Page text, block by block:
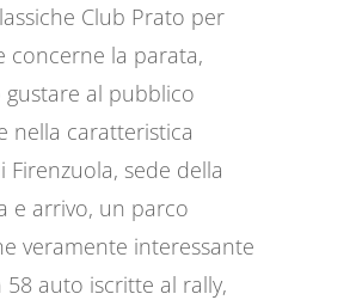
Club Prato per
concerne la parata,
al pubblico
nella caratteristica
Firenzuola, sede della
e arrivo, un parco
veramente interessante
58 auto iscritte al rally,